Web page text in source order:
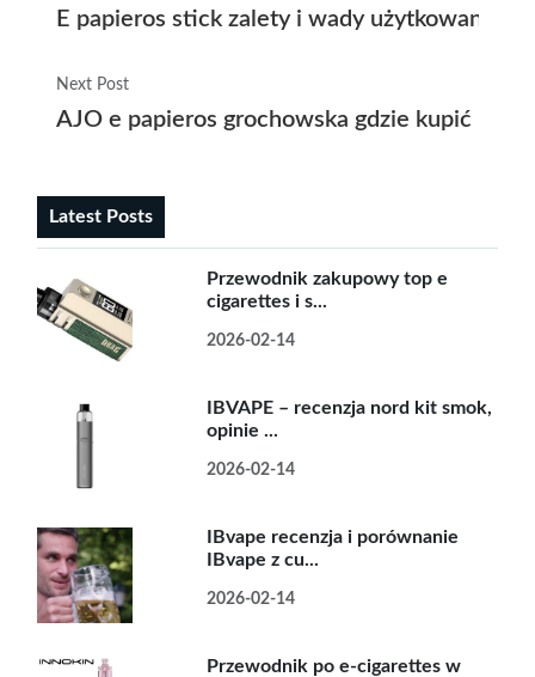
E papieros stick zalety i wady użytkowania
Next Post
AJO e papieros grochowska gdzie kupić
Latest Posts
Przewodnik zakupowy top e
cigarettes i s...
2026-02-14
IBVAPE – recenzja nord kit smok,
opinie ...
2026-02-14
IBvape recenzja i porównanie
IBvape z cu...
2026-02-14
Przewodnik po e-cigarettes w